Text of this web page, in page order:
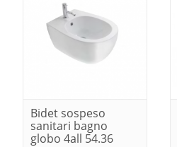
Bidet sospeso
sanitari bagno
globo 4all 54.36